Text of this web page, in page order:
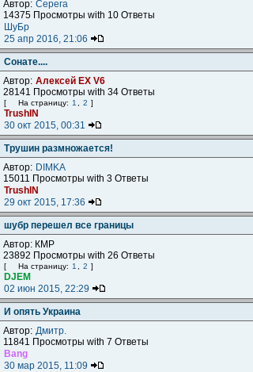
Автор: Серега
14375 Просмотры with 10 Ответы
ШуБр
25 апр 2016, 21:06
Сонате....
Автор: Алексей ЕХ V6
28141 Просмотры with 34 Ответы
[ На страницу: 1 2 ]
TrushIN
30 окт 2015, 00:31
Трушин размножается!
Автор: DIМKA
15011 Просмотры with 3 Ответы
TrushIN
29 окт 2015, 17:36
шубр перешел все границы
Автор: КМР
23892 Просмотры with 26 Ответы
[ На страницу: 1 2 ]
DJEM
02 июн 2015, 22:29
И опять Украина
Автор: Дмитр.
11841 Просмотры with 7 Ответы
Bang
30 мар 2015, 11:09